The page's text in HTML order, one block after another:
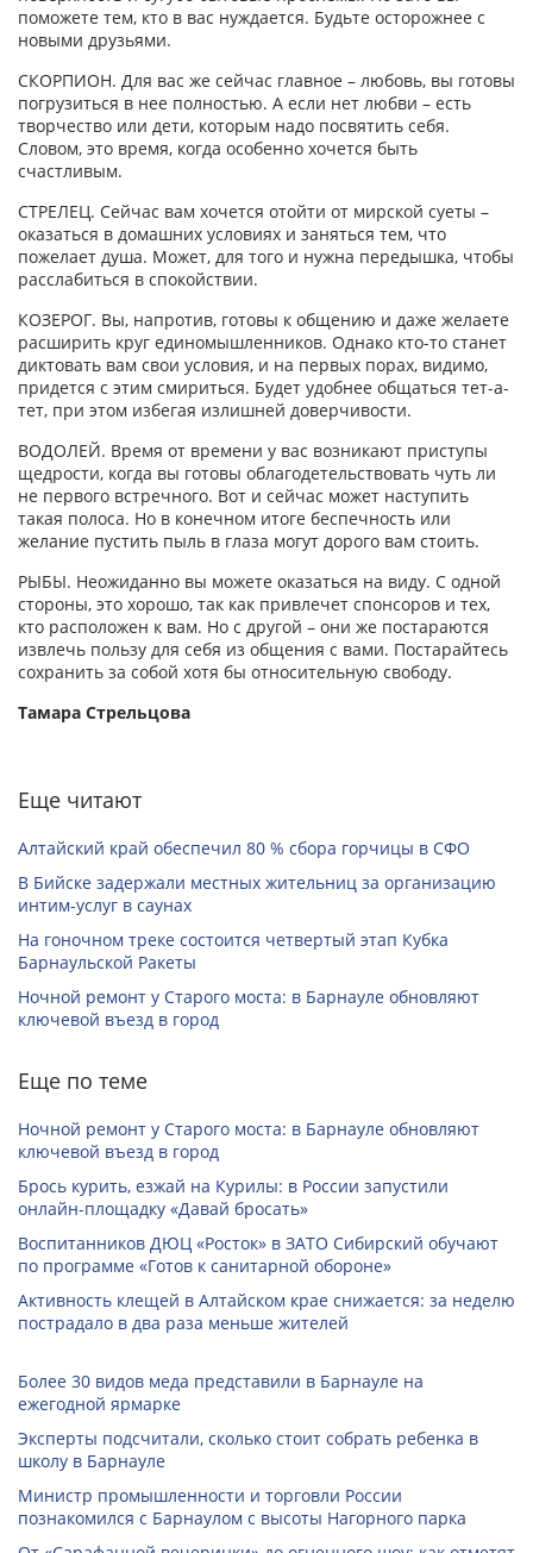
поможете тем, кто в вас нуждается. Будьте осторожнее с
новыми друзьями.
СКОРПИОН. Для вас же сейчас главное – любовь, вы готовы
погрузиться в нее полностью. А если нет любви – есть
творчество или дети, которым надо посвятить себя.
Словом, это время, когда особенно хочется быть
счастливым.
СТРЕЛЕЦ. Сейчас вам хочется отойти от мирской суеты –
оказаться в домашних условиях и заняться тем, что
пожелает душа. Может, для того и нужна передышка, чтобы
расслабиться в спокойствии.
КОЗЕРОГ. Вы, напротив, готовы к общению и даже желаете
расширить круг единомышленников. Однако кто-то станет
диктовать вам свои условия, и на первых порах, видимо,
придется с этим смириться. Будет удобнее общаться тет-а-
тет, при этом избегая излишней доверчивости.
ВОДОЛЕЙ. Время от времени у вас возникают приступы
щедрости, когда вы готовы облагодетельствовать чуть ли
не первого встречного. Вот и сейчас может наступить
такая полоса. Но в конечном итоге беспечность или
желание пустить пыль в глаза могут дорого вам стоить.
РЫБЫ. Неожиданно вы можете оказаться на виду. С одной
стороны, это хорошо, так как привлечет спонсоров и тех,
кто расположен к вам. Но с другой – они же постараются
извлечь пользу для себя из общения с вами. Постарайтесь
сохранить за собой хотя бы относительную свободу.
Тамара Стрельцова
Еще читают
Алтайский край обеспечил 80 % сбора горчицы в СФО
В Бийске задержали местных жительниц за организацию
интим-услуг в саунах
На гоночном треке состоится четвертый этап Кубка
Барнаульской Ракеты
Ночной ремонт у Старого моста: в Барнауле обновляют
ключевой въезд в город
Еще по теме
Ночной ремонт у Старого моста: в Барнауле обновляют
ключевой въезд в город
Брось курить, езжай на Курилы: в России запустили
онлайн-­площадку «Давай бросать»
Воспитанников ДЮЦ «Росток» в ЗАТО Сибирский обучают
по программе «Готов к санитарной обороне»
Активность клещей в Алтайском крае снижается: за неделю
пострадало в два раза меньше жителей
Более 30 видов меда представили в Барнауле на
ежегодной ярмарке
Эксперты подсчитали, сколько стоит собрать ребенка в
школу в Барнауле
Министр промышленности и торговли России
познакомился с Барнаулом с высоты Нагорного парка